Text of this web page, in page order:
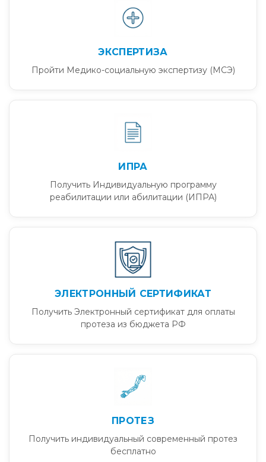
ЭКСПЕРТИЗА
Пройти Медико-социальную экспертизу (МСЭ)
ИПРА
Получить Индивидуальную программу
реабилитации или абилитации (ИПРА)
ЭЛЕКТРОННЫЙ СЕРТИФИКАТ
Получить Электронный сертификат для оплаты
протеза из бюджета РФ
ПРОТЕЗ
Получить индивидуальный современный протез
бесплатно